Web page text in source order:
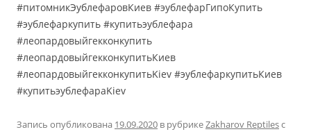
#питомникЭублефаровКиев #эублефарГипоКупить
#эублефаркупить #купитьэублефара
#леопардовыйгекконкупить
#леопардовыйгекконкупитьКиев
#леопардовыйгекконкупитьKiev #эублефаркупитьКиев
#купитьэублефараKiev
Запись опубликована 19.09.2020 в рубрикеZakharov Reptilesс